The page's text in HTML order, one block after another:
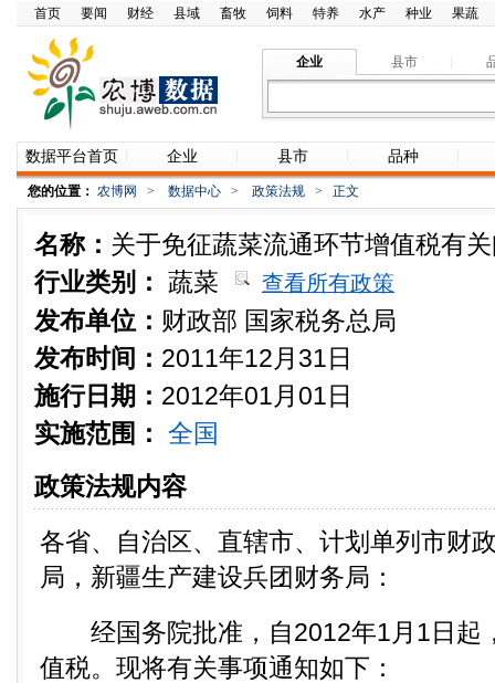
首页 要闻 财经 县域 畜牧 饲料 特养 水产 种业 果蔬
企业 县市
数据平台首页 企业 县市 品种
您的位置： 农博网 > 数据中心 > 政策法规 > 正文
名称： 关于免征蔬菜流通环节增值税有
行业类别： 蔬菜 查看所有政策
发布单位： 财政部 国家税务总局
发布时间： 2011年12月31日
施行日期： 2012年01月01日
实施范围： 全国
政策法规内容
各省、自治区、直辖市、计划单列市财
局，新疆生产建设兵团财务局：
经国务院批准，自2012年1月1日起
值税。现将有关事项通知如下：